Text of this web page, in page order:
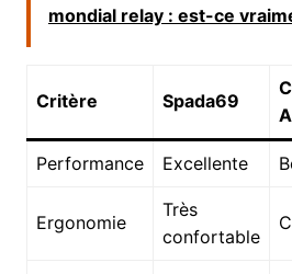
mondial relay : est-ce
Critère Spada69
A
Performance Excellente
Ergonomie
Très
confortable